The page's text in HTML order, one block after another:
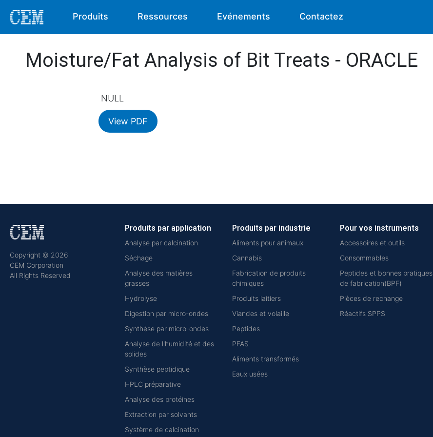
Produits Ressources Evénements Contactez
Moisture/Fat Analysis of Bit Treats - ORACLE
NULL
View PDF
Copyright © 2026
CEM Corporation
All Rights Reserved
Produits par application
Analyse par calcination
Séchage
Analyse des matières
grasses
Hydrolyse
Digestion par micro-ondes
Synthèse par micro-ondes
Analyse de l'humidité et des
solides
Synthèse peptidique
HPLC préparative
Analyse des protéines
Extraction par solvants
Système de calcination
Produits par industrie
Aliments pour animaux
Cannabis
Fabrication de produits
chimiques
Produits laitiers
Viandes et volaille
Peptides
PFAS
Aliments transformés
Eaux usées
Pour vos instruments
Accessoires et outils
Consommables
Peptides et bonnes pratiques
de fabrication(BPF)
Pièces de rechange
Réactifs SPPS